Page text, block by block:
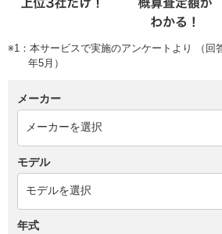
※1：本サービスで実施のアンケートより （回
年5月）
メーカー
モデル
年式